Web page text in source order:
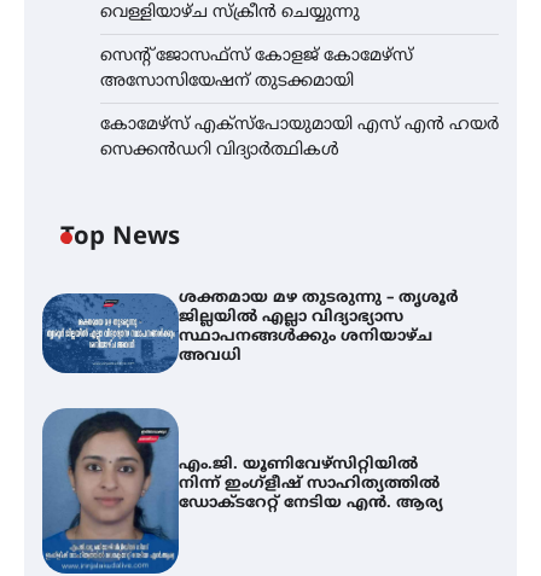
വെള്ളിയാഴ്ച സ്‌ക്രീൻ ചെയ്യുന്നു
സെന്റ് ജോസഫ്സ് കോളജ് കോമേഴ്‌സ്
അസോസിയേഷന് തുടക്കമായി
കോമേഴ്സ് എക്സ്പോയുമായി എസ് എൻ ഹയർ
സെക്കൻഡറി വിദ്യാർത്ഥികൾ
Top News
ശക്തമായ മഴ തുടരുന്നു – തൃശൂർ
ജില്ലയിൽ എല്ലാ വിദ്യാഭ്യാസ
സ്ഥാപനങ്ങൾക്കും ശനിയാഴ്ച
അവധി
എം.ജി. യൂണിവേഴ്‌സിറ്റിയിൽ
നിന്ന് ഇംഗ്ളീഷ് സാഹിത്യത്തിൽ
ഡോക്ടറേറ്റ് നേടിയ എൻ. ആര്യ